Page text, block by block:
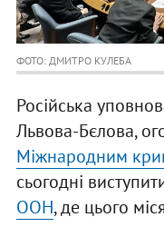
ФОТО: ДМИТРО КУЛЕБА
Російська
Львова-Бєлова,
Міжнародним
сьогодні
ООН, де цього